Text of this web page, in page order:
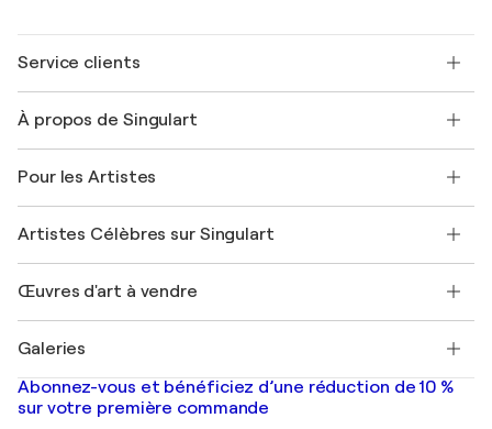
Service clients
Expédition
Offrir une carte cadeau
Rejoignez notre programme commercial
Mon compte
+33 1 76 44 06 42
À propos de Singulart
FAQ
Magazine Singulart
Emplois
Découvrez une sélection d'art original
Pour les Artistes
Se connecter en tant qu'Artiste
Artistes Célèbres sur Singulart
Marc Chagall
Banksy
Mr. Brainwash
Shepard Fairey
Œuvres d'art à vendre
Tableaux abstraits à vendre
Peintures de paysage
Estampes
Galeries
Galeries d'art en France
Galeries d'art en Belgique
Abonnez-vous et bénéficiez d’une réduction de 10 %
sur votre première commande